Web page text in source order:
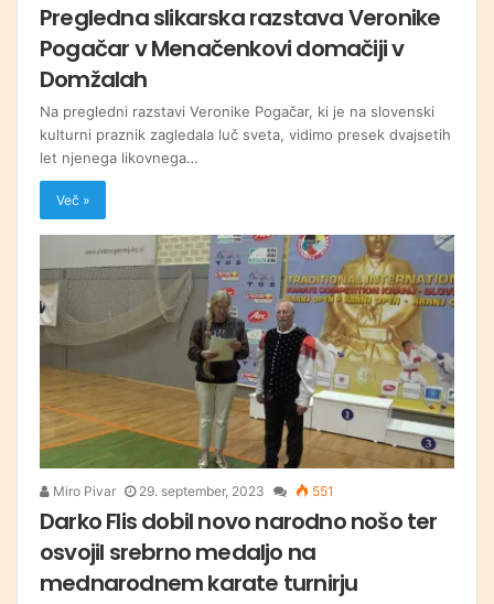
Pregledna slikarska razstava Veronike
Pogačar v Menačenkovi domačiji v
Domžalah
Na pregledni razstavi Veronike Pogačar, ki je na slovenski
kulturni praznik zagledala luč sveta, vidimo presek dvajsetih
let njenega likovnega…
Več »
Miro Pivar 29. september, 2023 551
Darko Flis dobil novo narodno nošo ter
osvojil srebrno medaljo na
mednarodnem karate turnirju